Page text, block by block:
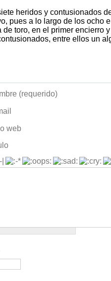
heridos y contusionados
pues a lo largo de los ocho
toro, en el primer encierro
entre ellos un
(requerido)
web